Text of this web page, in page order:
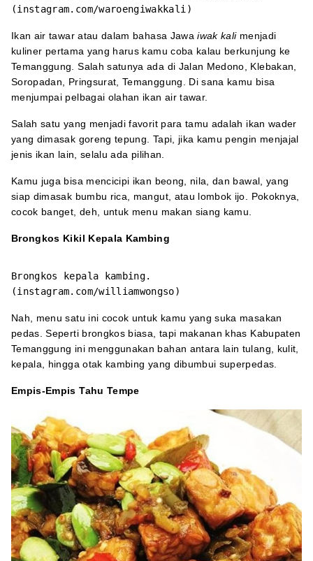
(instagram.com/waroengiwakkali)
Ikan air tawar atau dalam bahasa Jawaiwak kalimenjadi
kuliner pertama yang harus kamu coba kalau berkunjung ke
Temanggung. Salah satunya ada di Jalan Medono, Klebakan,
Soropadan, Pringsurat, Temanggung. Di sana kamu bisa
menjumpai pelbagai olahan ikan air tawar.
Salah satu yang menjadi favorit para tamu adalah ikan wader
yang dimasak goreng tepung. Tapi, jika kamu pengin menjajal
jenis ikan lain, selalu ada pilihan.
Kamu juga bisa mencicipi ikan beong, nila, dan bawal, yang
siap dimasak bumbu rica, mangut, atau lombok ijo. Pokoknya,
cocok banget, deh, untuk menu makan siang kamu.
Brongkos Kikil Kepala Kambing
Brongkos kepala kambing.
(instagram.com/williamwongso)
Nah, menu satu ini cocok untuk kamu yang suka masakan
pedas. Seperti brongkos biasa, tapi makanan khas Kabupaten
Temanggung ini menggunakan bahan antara lain tulang, kulit,
kepala, hingga otak kambing yang dibumbui superpedas.
Empis-Empis Tahu Tempe